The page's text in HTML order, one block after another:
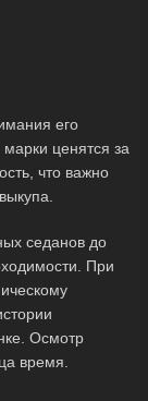
его
ценятся за
что важно
седанов до
При
Осмотр
время.